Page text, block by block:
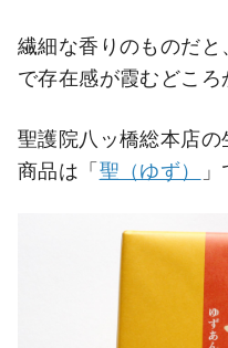
繊細な香りのものだ
で存在感が霞むどころ
聖護院八ッ橋総本店
商品は「聖（ゆず） 」